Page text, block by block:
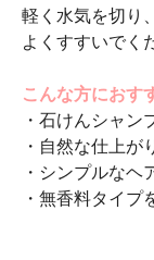
軽く水気を切り
よくすすいでく
こんな方におす
・石けんシャン
・自然な仕上が
・シンプルなヘ
・無香料タイプ